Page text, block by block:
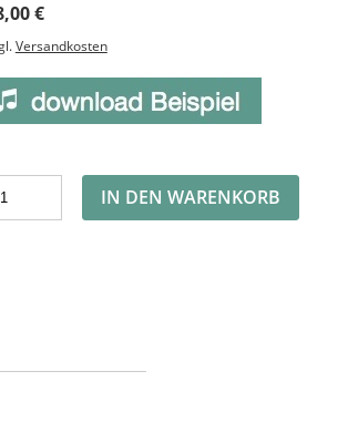
€
Versandkosten
IN DEN WARENKORB